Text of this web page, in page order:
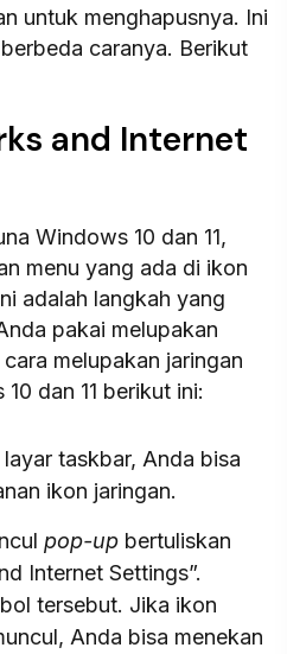
untuk menghapusnya. Ini
caranya. Berikut
and Internet
Windows 10 dan 11,
menu yang ada di ikon
adalah langkah yang
pakai melupakan
melupakan jaringan
dan 11 berikut ini:
taskbar, Anda bisa
ikon jaringan.
pop-up bertuliskan
Internet Settings”.
tersebut. Jika ikon
Anda bisa menekan